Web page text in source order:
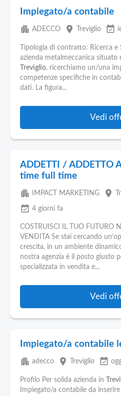
Impiegato/a contabile
apartment ADECCO place Treviglio event_available
Tipologia di contratto: Ricerca e
azienda metalmeccanica situato
Treviglio, ricerchiamo un/una
competenze specifiche in
dati. La figura...
Vedi
ADDETTI / ADDETTO
time full time
apartment IMPACT MARKETING place
event_available 4 giorni fa
COSTRUISCI IL TUO FUTURO
VENDITA Se stai cercando
crescita, in un ambiente
nostra agenzia è il posto giusto
specializzata in vendita e...
Vedi
Impiegato/a contabile
apartment adecco place Treviglio event_available
Profilo Per solida azienda in
Impiegato/a contabile da